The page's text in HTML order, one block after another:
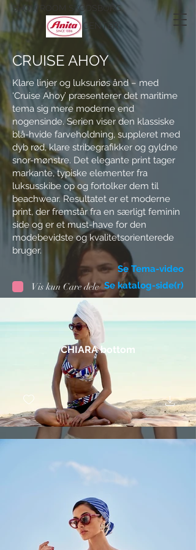
SHOWROOM SKODSBORG
CENTER
CRUISE AHOY
Klare linjer og luksuriøs ånd – med
‘Cruise Ahoy’ præsenterer det maritime
tema sig mere moderne end
nogensinde. Serien viser den klassiske
blå-hvide farveholdning, suppleret med
dyb rød, klare stribegrafikker og gyldne
snor-mønstre. Det elegante print tager
markante, typiske elementer fra
luksusskibe op og fortolker dem til
beachwear. Resultatet er et moderne
print, der fremstår fra en særligt feminin
side og er et must-have for den
modebevidste og kvalitetsorienterede
bruger.
Se Tema-video
Vis kun Care dele Se katalog-side(r)
CHIARA bottom